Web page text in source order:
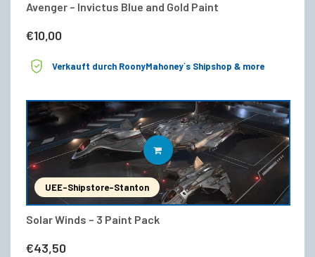
Avenger – Invictus Blue and Gold Paint
€10,00
Verkauft durch RoonyMahoney`s Shipshop & more
UEE-Shipstore-Stanton
Solar Winds – 3 Paint Pack
€43,50
IN DEN WARENKORB